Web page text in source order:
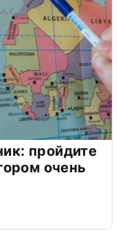
пройдите
очень